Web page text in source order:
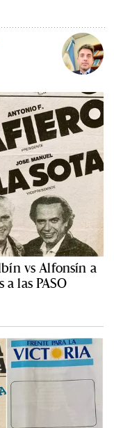
vs Alfonsín a
las PASO